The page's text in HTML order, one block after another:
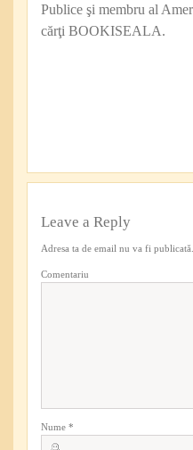
Publice şi membru al
cărţi BOOKISEALA.
Leave a Reply
Adresa ta de email nu va fi publicată.
Comentariu
Nume *